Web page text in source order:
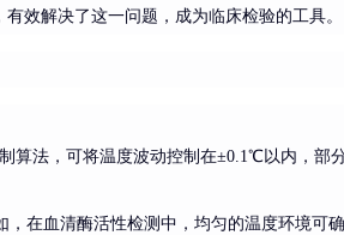
效解决了这一问题，成为临床检验的工具。
算法，可将温度波动控制在±0.1℃以内，
在血清酶活性检测中，均匀的温度环境可